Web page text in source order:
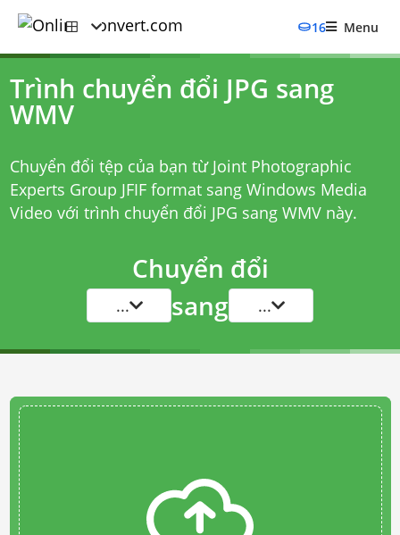
16 Menu
Trình chuyển đổi JPG sang
WMV
Chuyển đổi tệp của bạn từ Joint Photographic
Experts Group JFIF format sang Windows Media
Video với trình chuyển đổi JPG sang WMVnày.
Chuyển đổi
... sang ...